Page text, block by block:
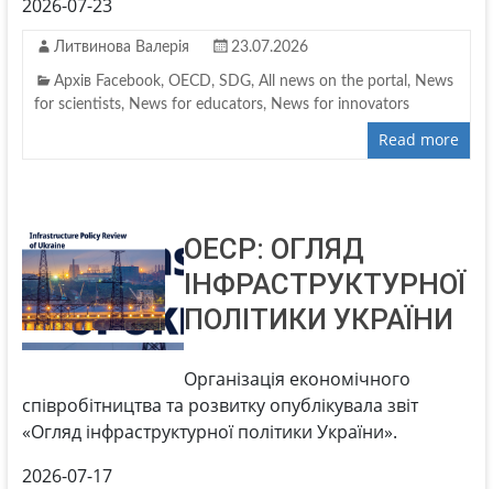
2026-07-23
Литвинова Валерія 23.07.2026
Архів Facebook, OECD, SDG, All news on the portal , News
for scientists, News for educators, News for innovators
Read more
ОЕСР: ОГЛЯД
ІНФРАСТРУКТУРНОЇ
ПОЛІТИКИ УКРАЇНИ
Організація економічного
співробітництва та розвитку опублікувала звіт
«Огляд інфраструктурної політики України».
2026-07-17